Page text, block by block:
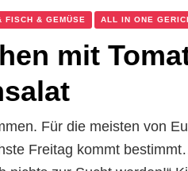
FISCH & GEMÜSE ALL IN ONE
mit
Für die meisten von
Freitag kommt